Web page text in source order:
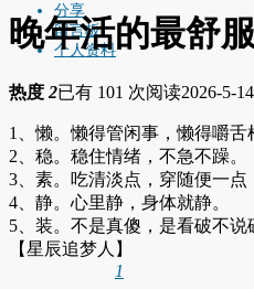
分享
留言板
个人资料
晚年活的最舒
热度 2已有 101 次阅读2026-5-
1、懒。懒得管闲事，懒得嚼舌
2、稳。稳住情绪，不急不躁。
3、素。吃清淡点，穿随便一点
4、静。心里静，身体就静。
5、装。不是真傻，是看破不说
【星辰追梦人】
1